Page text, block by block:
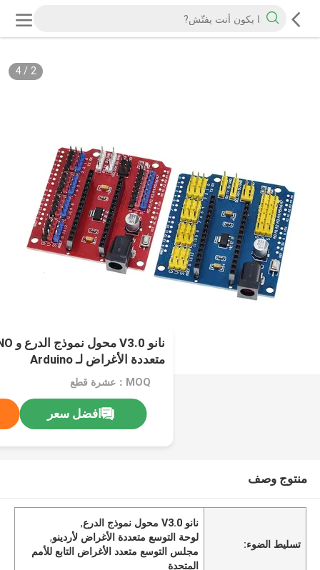
3
/
4
متعددة الأغراض لـ Arduino
MOQ：عشرة قطع
افضل سعر
منتوج وصف
تسليط الضوء:
نانو V3.0 محول نموذج الدرع
,
لوحة التوسع متعددة الأغراض لأردينو,
مجلس التوسع متعدد الأغراض التابع للأمم
المتحدة